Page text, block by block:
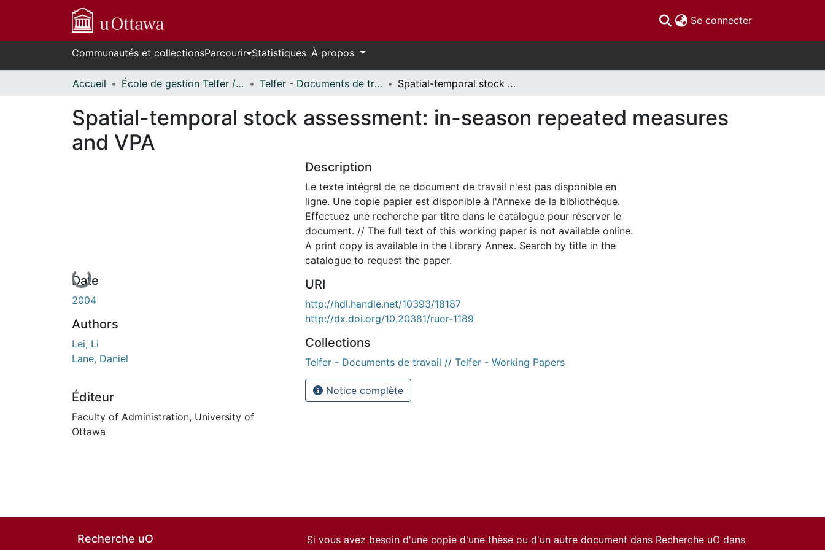
Se connecter(current)
Communautés et collectionsParcourir Statistiques À propos
Accueil École de gestion Telfer // Telfer School of Management Telfer - Documents de travail // Telfer - Working Papers Spatial-temporal stock assessment: in-season repeated measures and VPA
Spatial-temporal stock assessment: in-season repeated measures
and VPA
En cours de chargement...
Date
2004
Authors
Lei, Li
Lane, Daniel
Éditeur
Faculty of Administration, University of
Ottawa
Description
Le texte intégral de ce document de travail n'est pas disponible en
ligne. Une copie papier est disponible à l'Annexe de la bibliothéque.
Effectuez une recherche par titre dans le catalogue pour réserver le
document. // The full text of this working paper is not available online.
A print copy is available in the Library Annex. Search by title in the
catalogue to request the paper.
URI
http://hdl.handle.net/10393/18187
http://dx.doi.org/10.20381/ruor-1189
Collections
Telfer - Documents de travail // Telfer - Working Papers
Notice complète
Recherche uO
Si vous avez besoin d'une copie d'une thèse ou d'un autre document dans Recherche uO dans